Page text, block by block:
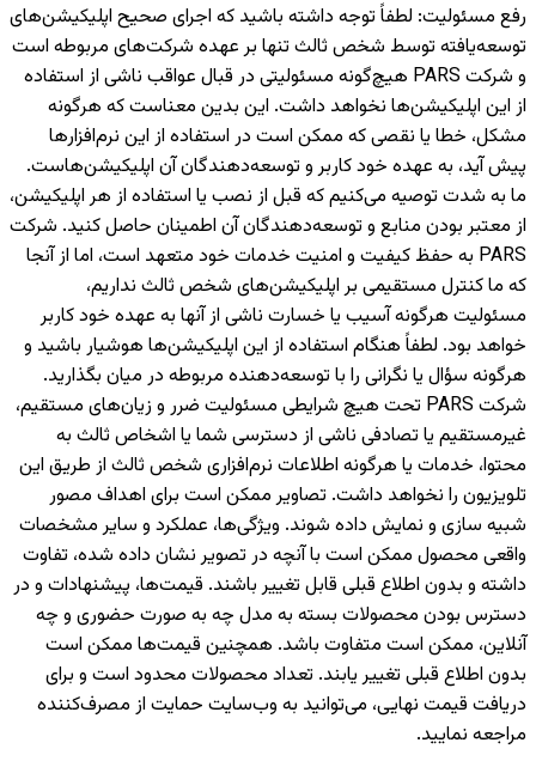
رفع مسئولیت: لطفاً توجه داشته باشید که اجرای صحیح اپلیکیشن‌های
توسعه‌یافته توسط شخص ثالث تنها بر عهده شرکت‌های مربوطه است
و شرکت PARS هیچ‌گونه مسئولیتی در قبال عواقب ناشی از استفاده
از این اپلیکیشن‌ها نخواهد داشت. این بدین معناست که هرگونه
مشکل، خطا یا نقصی که ممکن است در استفاده از این نرم‌افزارها
پیش آید، به عهده خود کاربر و توسعه‌دهندگان آن اپلیکیشن‌هاست.
ما به شدت توصیه می‌کنیم که قبل از نصب یا استفاده از هر اپلیکیشن،
از معتبر بودن منابع و توسعه‌دهندگان آن اطمینان حاصل کنید. شرکت
PARS به حفظ کیفیت و امنیت خدمات خود متعهد است، اما از آنجا
که ما کنترل مستقیمی بر اپلیکیشن‌های شخص ثالث نداریم،
مسئولیت هرگونه آسیب یا خسارت ناشی از آنها به عهده خود کاربر
خواهد بود. لطفاً هنگام استفاده از این اپلیکیشن‌ها هوشیار باشید و
هرگونه سؤال یا نگرانی را با توسعه‌دهنده مربوطه در میان بگذارید.
شرکت PARS تحت هیچ شرایطی مسئولیت ضرر و زیان‌های مستقیم،
غیرمستقیم یا تصادفی ناشی از دسترسی شما یا اشخاص ثالث به
محتوا، خدمات یا هرگونه اطلاعات نرم‌افزاری شخص ثالث از طریق این
تلویزیون را نخواهد داشت. تصاویر ممکن است برای اهداف مصور
شبیه سازی و نمایش داده شوند. ویژگی‌ها، عملکرد و سایر مشخصات
واقعی محصول ممکن است با آنچه در تصویر نشان داده شده، تفاوت
داشته و بدون اطلاع قبلی قابل تغییر باشند. قیمت‌ها، پیشنهادات و در
دسترس بودن محصولات بسته به مدل چه به صورت حضوری و چه
آنلاین، ممکن است متفاوت باشد. همچنین قیمت‌ها ممکن است
بدون اطلاع قبلی تغییر یابند. تعداد محصولات محدود است و برای
دریافت قیمت نهایی، می‌توانید به وب‌سایت حمایت از مصرف‌کننده
مراجعه نمایید.